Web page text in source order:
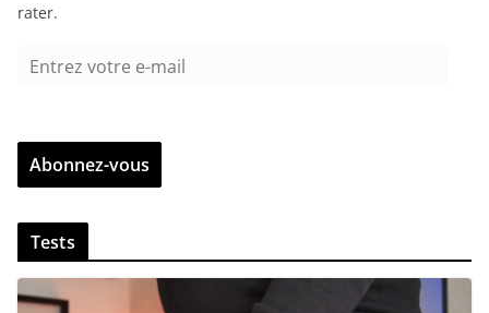
rater.
r
z
v
t
r
Abonnez-vous
Tests